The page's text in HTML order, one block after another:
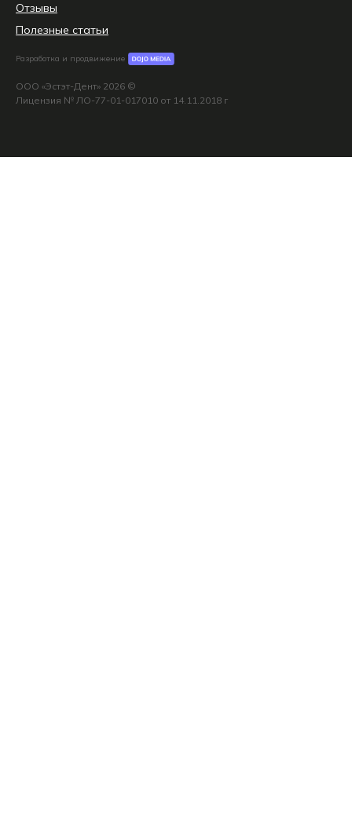
ООО «Эстэт-Дент» 2026 ©
Лицензия № ЛО-77-01-017010 от 14.11.2018 г
Отзывы
Полезные статьи
Разработка и продвижение